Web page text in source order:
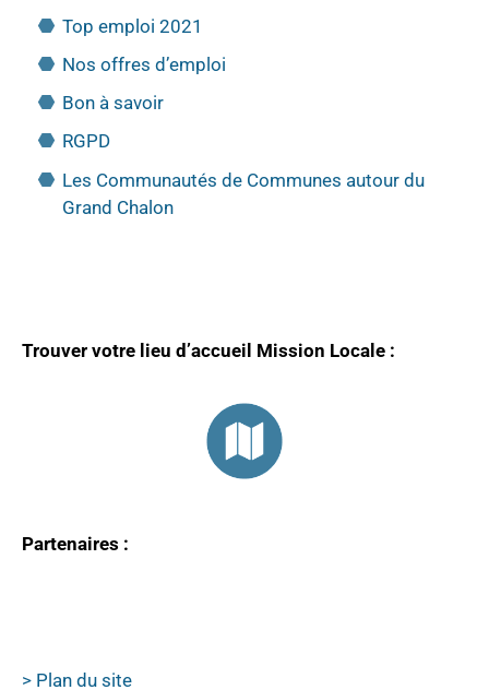
Top emploi 2021
Nos offres d’emploi
Bon à savoir
RGPD
Les Communautés de Communes autour du
Grand Chalon
Trouver votre lieu d’accueil Mission Locale :
Partenaires :
> Plan du site